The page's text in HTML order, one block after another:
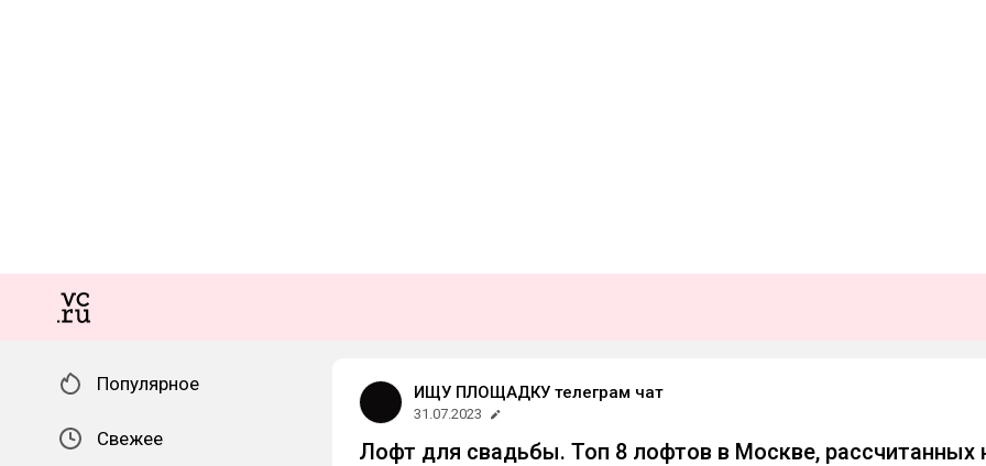
Популярное
Свежее
ИЩУ ПЛОЩАДКУ телеграм чат
31.07.2023
Лофт для свадьбы. Топ 8 лофтов в Москве, рассчитанных